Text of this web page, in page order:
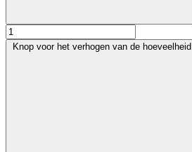
Knop voor het verhogen van de hoeveelheid